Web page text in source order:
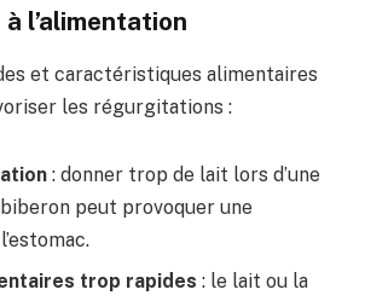
l’alimentation
et caractéristiques alimentaires
les régurgitations :
: donner trop de lait lors d’une
peut provoquer une
trop rapides : le lait ou la